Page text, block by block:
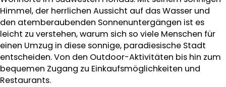
Himmel, der herrlichen Aussicht auf das Wasser und
den atemberaubenden Sonnenuntergängen ist es
leicht zu verstehen, warum sich so viele Menschen für
einen Umzug in diese sonnige, paradiesische Stadt
entscheiden. Von den Outdoor-Aktivitäten bis hin zum
bequemen Zugang zu Einkaufsmöglichkeiten und
Restaurants.